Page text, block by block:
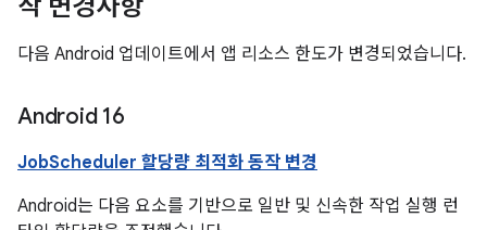
작 변경사항
다음 Android 업데이트에서 앱 리소스 한도가 변경되었습니다.
Android 16
JobScheduler 할당량 최적화 동작 변경
Android는 다음 요소를 기반으로 일반 및 신속한 작업 실행 런